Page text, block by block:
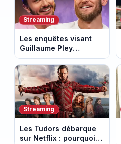
Streaming
Les enquêtes visant
Guillaume Pley
poussent Ragnar Le
Breton à quitter la
tournée Legend
Streaming
Les Tudors débarque
sur Netflix : pourquoi la